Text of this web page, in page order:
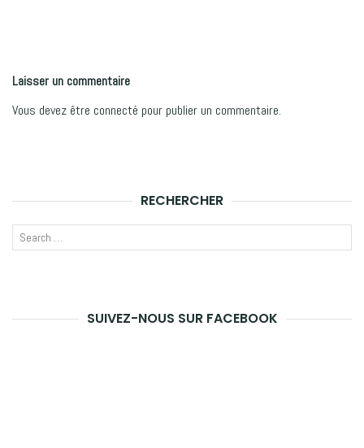
Laisser un commentaire
Vous devez être connecté pour publier un commentaire.
RECHERCHER
Recherche
SUIVEZ-NOUS SUR FACEBOOK